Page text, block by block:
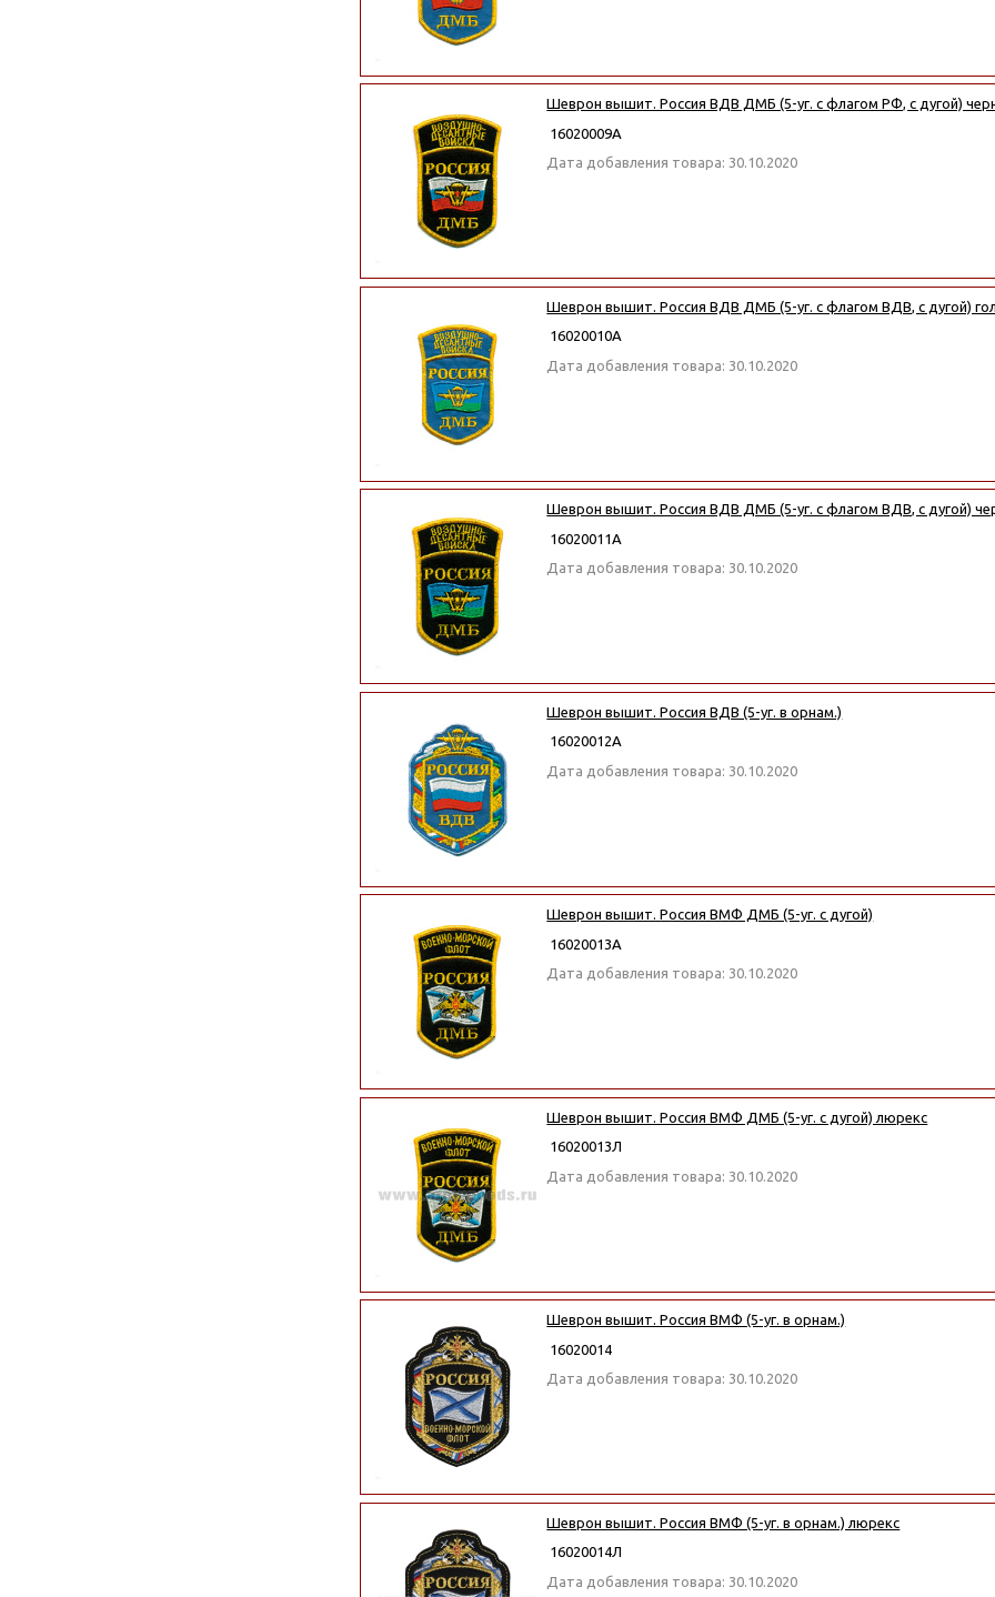
Шеврон вышит. Россия ВДВ ДМБ (5-уг. с флагом РФ, с дугой)
16020009А
Дата добавления товара: 30.10.2020
Шеврон вышит. Россия ВДВ ДМБ (5-уг. с флагом ВДВ, с дугой)
16020010А
Дата добавления товара: 30.10.2020
Шеврон вышит. Россия ВДВ ДМБ (5-уг. с флагом ВДВ, с дугой)
16020011А
Дата добавления товара: 30.10.2020
Шеврон вышит. Россия ВДВ (5-уг. в орнам.)
16020012А
Дата добавления товара: 30.10.2020
Шеврон вышит. Россия ВМФ ДМБ (5-уг. с дугой)
16020013А
Дата добавления товара: 30.10.2020
Шеврон вышит. Россия ВМФ ДМБ (5-уг. с дугой) люрекс
16020013Л
Дата добавления товара: 30.10.2020
Шеврон вышит. Россия ВМФ (5-уг. в орнам.)
16020014
Дата добавления товара: 30.10.2020
Шеврон вышит. Россия ВМФ (5-уг. в орнам.) люрекс
16020014Л
Дата добавления товара: 30.10.2020